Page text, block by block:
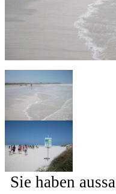
Sie haben